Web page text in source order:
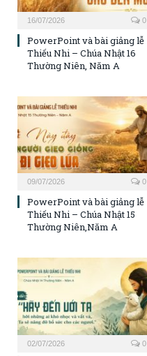
16/07/2026 0
PowerPoint và bài giảng lễ
Thiếu Nhi – Chúa Nhật 16
Thường Niên, Năm A
09/07/2026 0
PowerPoint và bài giảng lễ
Thiếu Nhi – Chúa Nhật 15
Thường Niên,Năm A
02/07/2026 0